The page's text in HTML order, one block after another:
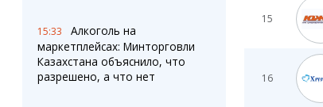
15:33
Алкоголь на
маркетплейсах: Минторговли
Казахстана объяснило, что
разрешено, а что нет
15
16